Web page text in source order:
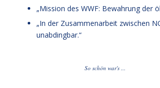
„Mission des WWF: Bewahrung der
„In der Zusammenarbeit zwischen
unabdingbar.“
So schön war's ...